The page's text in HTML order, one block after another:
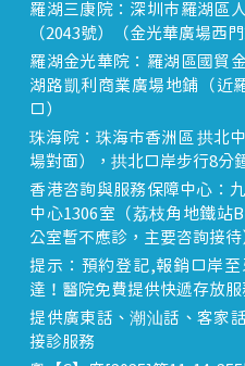
羅湖三康院：深圳市羅湖區
（2043號）（金光華廣場西門
羅湖金光華院：羅湖區國貿
湖路凱利商業廣場地鋪（近
口）
珠海院：珠海市香洲區 拱北
場對面），拱北口岸步行8分
香港咨詢與服務保障中心：
中心1306室（荔枝角地鐵站
公室暫不應診，主要咨詢接待
提示：預約登記,報銷口岸
達！醫院免費提供快遞存放服
提供廣東話、潮汕話、客家
接診服務